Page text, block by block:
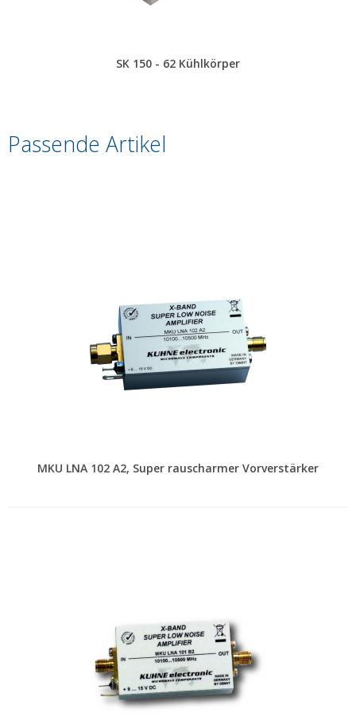
SK 150 - 62 Kühlkörper
Passende Artikel
MKU LNA 102 A2, Super rauscharmer Vorverstärker